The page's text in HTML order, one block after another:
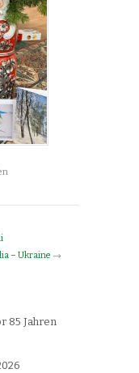
– Ukraine →
85 Jahren